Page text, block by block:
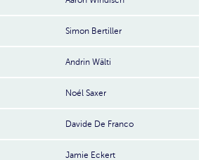
Simon Bertiller
Andrin Wälti
Noél Saxer
Davide De Franco
Jamie Eckert